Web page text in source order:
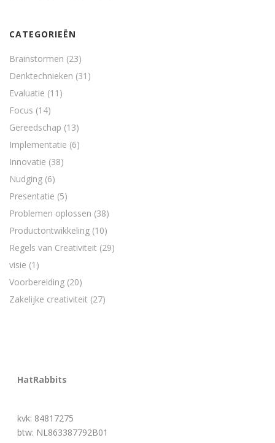
CATEGORIEËN
Brainstormen (23)
Denktechnieken (31)
Evaluatie (11)
Focus (14)
Gereedschap (13)
Implementatie (6)
Innovatie (38)
Nudging (6)
Presentatie (5)
Problemen oplossen (38)
Productontwikkeling (10)
Regels van Creativiteit (29)
visie (1)
Voorbereiding (20)
Zakelijke creativiteit (27)
HatRabbits
kvk: 84817275
btw: NL863387792B01